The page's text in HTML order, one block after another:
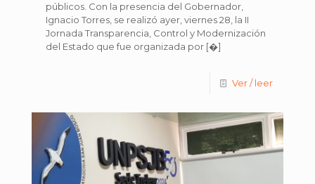
públicos. Con la presencia del Gobernador,
Ignacio Torres, se realizó ayer, viernes 28, la II
Jornada Transparencia, Control y Modernización
del Estado que fue organizada por [�]
Ver / leer